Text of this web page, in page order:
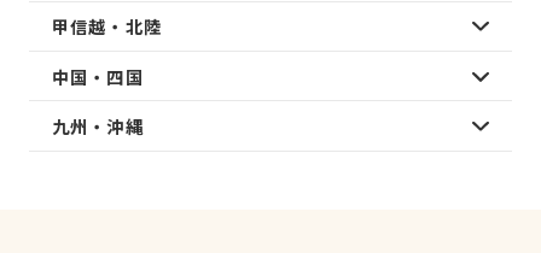
甲信越・北陸
中国・四国
九州・沖縄